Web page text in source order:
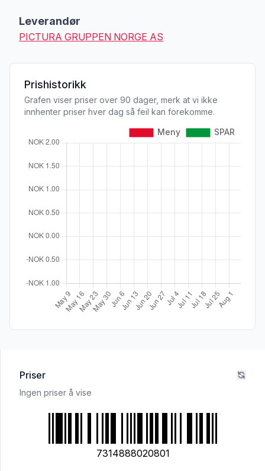
Leverandør
PICTURA GRUPPEN NORGE AS
Prishistorikk
Grafen viser priser over 90 dager, merk at vi ikke
innhenter priser hver dag så feil kan forekomme.
Priser
Ingen priser å vise
7314888020801